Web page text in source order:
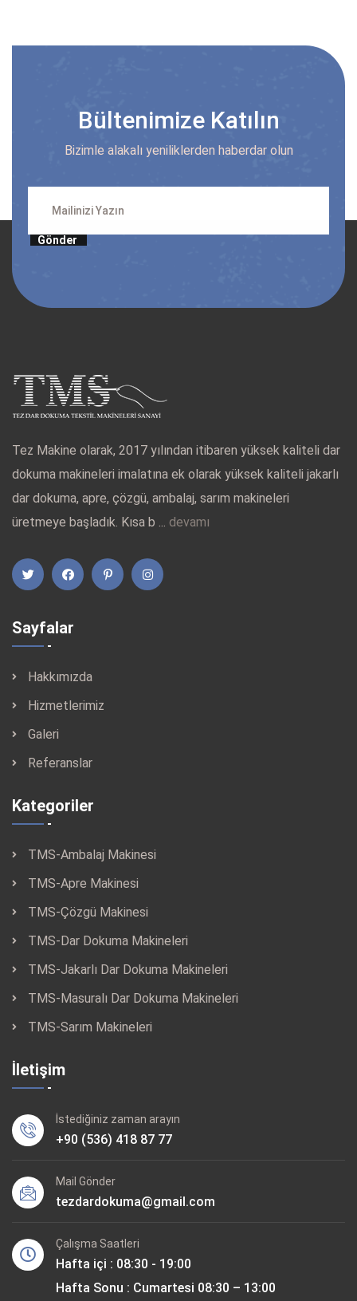
Bültenimize Katılın
Bizimle alakalı yeniliklerden haberdar olun
Gönder
Tez Makine olarak, 2017 yılından itibaren yüksek kaliteli dar
dokuma makineleri imalatına ek olarak yüksek kaliteli jakarlı
dar dokuma, apre, çözgü, ambalaj, sarım makineleri
üretmeye başladık. Kısa b ... devamı
Sayfalar
Hakkımızda
Hizmetlerimiz
Galeri
Referanslar
Kategoriler
TMS-Ambalaj Makinesi
TMS-Apre Makinesi
TMS-Çözgü Makinesi
TMS-Dar Dokuma Makineleri
TMS-Jakarlı Dar Dokuma Makineleri
TMS-Masuralı Dar Dokuma Makineleri
TMS-Sarım Makineleri
İletişim
İstediğiniz zaman arayın
+90 (536) 418 87 77
Mail Gönder
tezdardokuma@gmail.com
Çalışma Saatleri
Hafta içi : 08:30 - 19:00
Hafta Sonu : Cumartesi 08:30 – 13:00